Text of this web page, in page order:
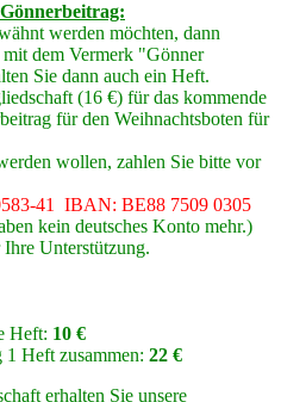
werden möchten, dann
dem Vermerk "Gönner
Sie dann auch ein Heft.
(16 €) für das kommende
für den Weihnachtsboten für
wollen, zahlen Sie bitte vor
41 IBAN: BE88 7509 0305
kein deutsches Konto mehr.)
Unterstützung.
Heft: 10 €
Heft zusammen: 22 €
erhalten Sie unsere